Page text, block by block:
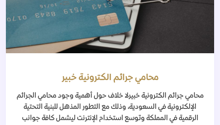
محامي جرائم الكترونية خبير
محامي جرائم الكترونية خبيرلا خلاف حول أهمية وجود محامي الجرائم
الإلكترونية في السعودية، وذلك مع التطور المذهل للبنية التحتية
الرقمية في المملكة وتوسع استخدام الإنترنت ليشمل كافة جوانب